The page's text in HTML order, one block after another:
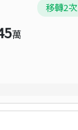
萬
移轉2次